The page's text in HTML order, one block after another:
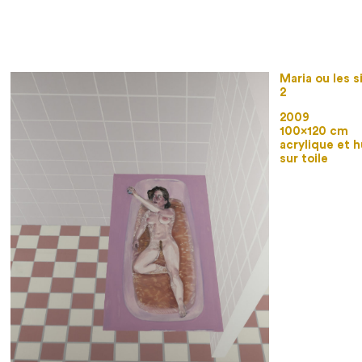
Maria ou les
2
2009
100×120 cm
acrylique et
sur toile